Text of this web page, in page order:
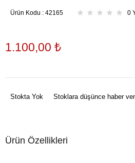
Ürün Kodu : 42165 0
1.100,00 ₺
Stokta Yok Stoklara düşünce haber ver
Ürün Özellikleri